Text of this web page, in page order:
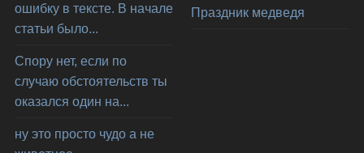
ошибку в тексте. В начале
статьи было...
Спору нет, если по
случаю обстоятельств ты
оказался один на...
ну это просто чудо а не
Праздник медведя